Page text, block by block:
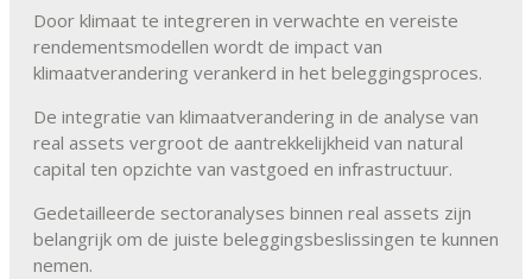
Door klimaat te integreren in verwachte en vereiste
rendementsmodellen wordt de impact van
klimaatverandering verankerd in het beleggingsproces.
De integratie van klimaatverandering in de analyse van
real assets vergroot de aantrekkelijkheid van natural
capital ten opzichte van vastgoed en infrastructuur.
Gedetailleerde sectoranalyses binnen real assets zijn
belangrijk om de juiste beleggingsbeslissingen te kunnen
nemen.